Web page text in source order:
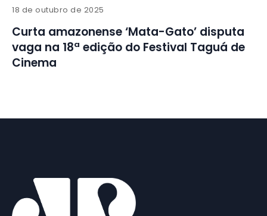
18 de outubro de 2025
Curta amazonense ‘Mata-Gato’ disputa
vaga na 18ª edição do Festival Taguá de
Cinema